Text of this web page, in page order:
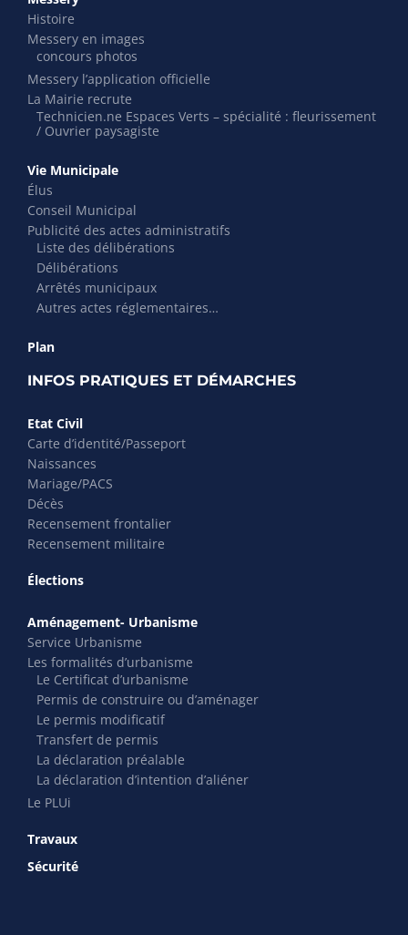
Histoire
Messery en images
concours photos
Messery l’application officielle
La Mairie recrute
Technicien.ne Espaces Verts – spécialité : fleurissement
/ Ouvrier paysagiste
Vie Municipale
Élus
Conseil Municipal
Publicité des actes administratifs
Liste des délibérations
Délibérations
Arrêtés municipaux
Autres actes réglementaires…
Plan
INFOS PRATIQUES ET DÉMARCHES
Etat Civil
Carte d’identité/Passeport
Naissances
Mariage/PACS
Décès
Recensement frontalier
Recensement militaire
Élections
Aménagement- Urbanisme
Service Urbanisme
Les formalités d’urbanisme
Le Certificat d’urbanisme
Permis de construire ou d’aménager
Le permis modificatif
Transfert de permis
La déclaration préalable
La déclaration d’intention d’aliéner
Le PLUi
Travaux
Sécurité